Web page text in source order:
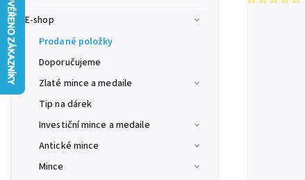
E-shop
Prodané položky
Doporučujeme
Zlaté mince a medaile
Tip na dárek
Investiční mince a medaile
Antické mince
Mince